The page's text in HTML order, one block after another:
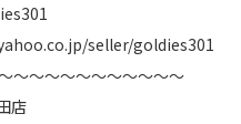
seller/goldies301
～～～～～～～～～～～
店